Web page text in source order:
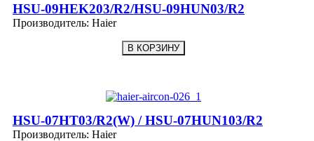
HSU-09HEK203/R2/HSU-09HUN03/R2
Производитель: Haier
HSU-07HT03/R2(W) / HSU-07HUN103/R2
Производитель: Haier